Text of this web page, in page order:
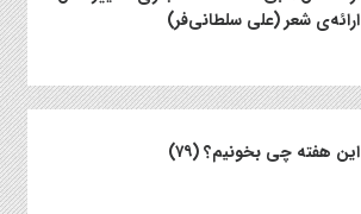
ارائه‌ی شعر (علی سلطانی‌فر)
این هفته چی بخونیم؟ (۷۹)